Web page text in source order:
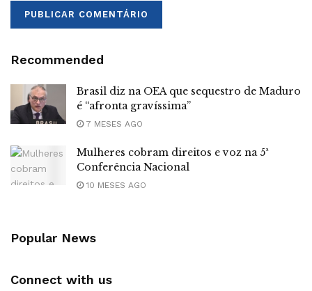
Recommended
Brasil diz na OEA que sequestro de Maduro
é “afronta gravíssima”
7 MESES AGO
Mulheres cobram direitos e voz na 5ª
Conferência Nacional
10 MESES AGO
Popular News
Connect with us